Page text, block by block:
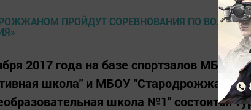
2017 года на базе спортзалов МБО
школа" и МБОУ
школа №1" состоится